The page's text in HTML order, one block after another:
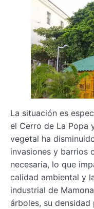
La situación es
el Cerro de La Popa
vegetal ha
invasiones y barrios
necesaria, lo que
calidad ambiental y
industrial de
árboles, su